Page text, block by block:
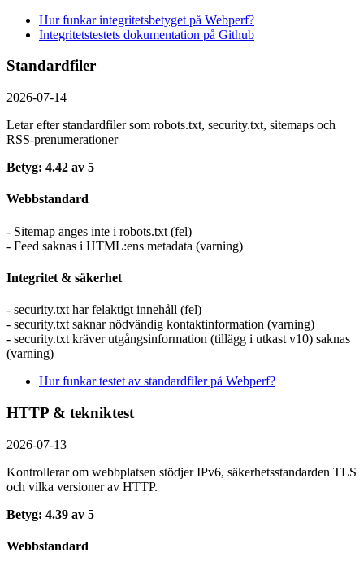
Hur funkar integritetsbetyget på Webperf?
Integritetstestets dokumentation på Github
Standardfiler
2026-07-14
Letar efter standardfiler som robots.txt, security.txt, sitemaps och
RSS-prenumerationer
Betyg: 4.42 av 5
Webbstandard
- Sitemap anges inte i robots.txt (fel)
- Feed saknas i HTML:ens metadata (varning)
Integritet & säkerhet
- security.txt har felaktigt innehåll (fel)
- security.txt saknar nödvändig kontaktinformation (varning)
- security.txt kräver utgångsinformation (tillägg i utkast v10) saknas
(varning)
Hur funkar testet av standardfiler på Webperf?
HTTP & tekniktest
2026-07-13
Kontrollerar om webbplatsen stödjer IPv6, säkerhets­standarden TLS
och vilka versioner av HTTP.
Betyg: 4.39 av 5
Webbstandard